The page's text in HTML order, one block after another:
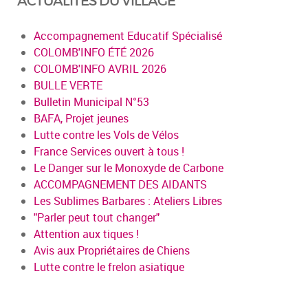
Accompagnement Educatif Spécialisé
COLOMB'INFO ÉTÉ 2026
COLOMB'INFO AVRIL 2026
BULLE VERTE
Bulletin Municipal N°53
BAFA, Projet jeunes
Lutte contre les Vols de Vélos
France Services ouvert à tous !
Le Danger sur le Monoxyde de Carbone
ACCOMPAGNEMENT DES AIDANTS
Les Sublimes Barbares : Ateliers Libres
"Parler peut tout changer"
Attention aux tiques !
Avis aux Propriétaires de Chiens
Lutte contre le frelon asiatique